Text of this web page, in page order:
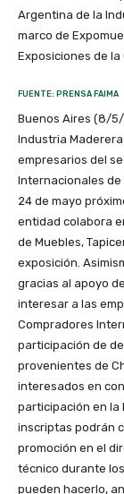
Argentina de la
marco de
Exposiciones de la
FUENTE: PRENSA FAIMA
Buenos Aires (8/
Industria
empresarios del
Internacionales de
24 de mayo
entidad colabora
de Muebles,
exposición.
gracias al apoyo
interesar a las
Compradores
participación de
provenientes de
interesados en
participación en la
inscriptas podrán
promoción en el
técnico durante
pueden hacerlo,